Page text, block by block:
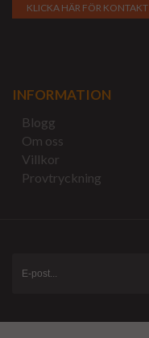
KLICKA HÄR FÖR KONTAKT
INFORMATION
Blogg
Om oss
Villkor
Provtryckning